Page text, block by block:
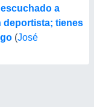
a
deportista; tienes
(José